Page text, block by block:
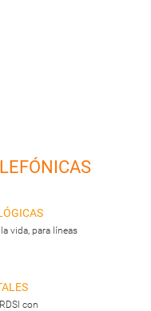
vida, para líneas
con